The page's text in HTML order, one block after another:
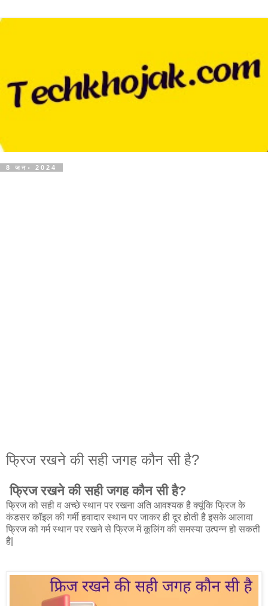
8 जन॰ 2024
फ्रिज रखने की सही जगह कौन सी है?
फ्रिज रखने की सही जगह कौन सी है?
फ्रिज को सही व अच्छे स्थान पर रखना अति आवश्यक है क्यूंकि फ्रिज के
कंडसर कॉइल की गर्मी हवादार स्थान पर जाकर ही दूर होती है इसके आलावा
फ्रिज को गर्म स्थान पर रखने से फ्रिज में कूलिंग की समस्या उत्पन्न हो सकती
है|